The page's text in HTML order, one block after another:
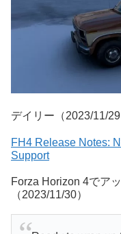
デイリー（2023/11/29
FH4 Release Notes:
Support
Forza Horizon 4でア
（2023/11/30）